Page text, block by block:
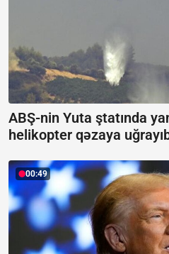
ABŞ-nin Yuta ştatında
helikopter qəzaya
00:49